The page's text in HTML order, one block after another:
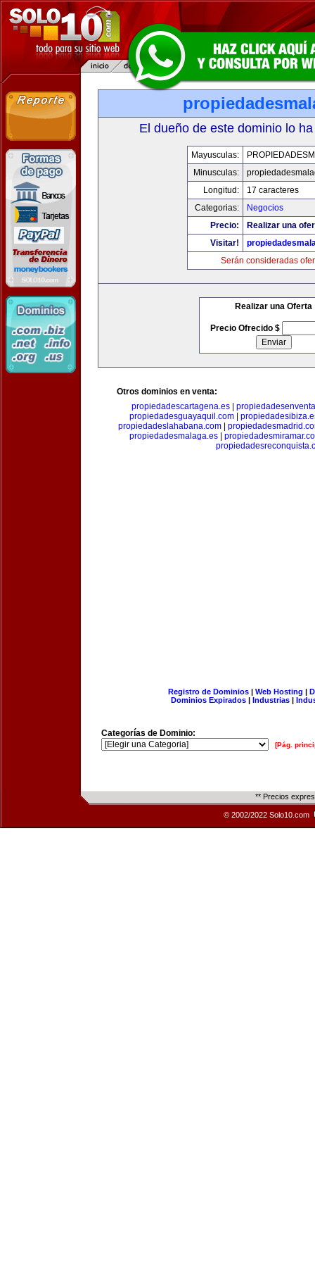
El dueño de este dominio lo
Mayusculas:
Minusculas:
Longitud:
17 caracteres
Categorias:
Negocios
Precio:
Realizar una
Visitar!
Serán consideradas
Realizar una Oferta
Precio Ofrecido $
Otros dominios en venta:
propiedadescartagena.es|
propiedadesguayaquil.com
propiedadeslahabana.com|
propiedadesmalaga.es|
Registro de Dominios| Web Hosting |
Dominios Expirados | Industrias |
Categorías de Dominio:
[Pág.
** Precios
© 2002/2022 Solo10.com